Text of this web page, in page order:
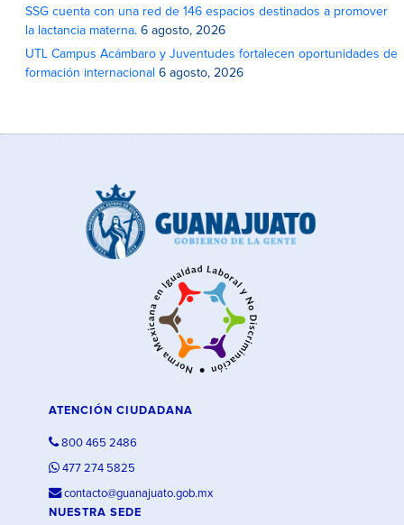
SSG cuenta con una red de 146 espacios destinados a promover
la lactancia materna. 6 agosto, 2026
UTL Campus Acámbaro y Juventudes fortalecen oportunidades de
formación internacional 6 agosto, 2026
ATENCIÓN CIUDADANA
800 465 2486
477 274 5825
contacto@guanajuato.gob.mx
NUESTRA SEDE